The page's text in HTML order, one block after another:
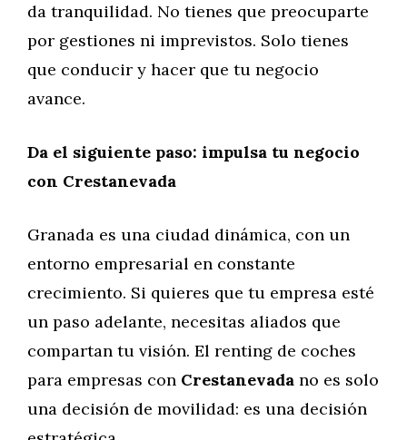
da tranquilidad. No tienes que preocuparte
por gestiones ni imprevistos. Solo tienes
que conducir y hacer que tu negocio
avance.
Da el siguiente paso: impulsa tu negocio
con Crestanevada
Granada es una ciudad dinámica, con un
entorno empresarial en constante
crecimiento. Si quieres que tu empresa esté
un paso adelante, necesitas aliados que
compartan tu visión. El renting de coches
para empresas con Crestanevada no es solo
una decisión de movilidad: es una decisión